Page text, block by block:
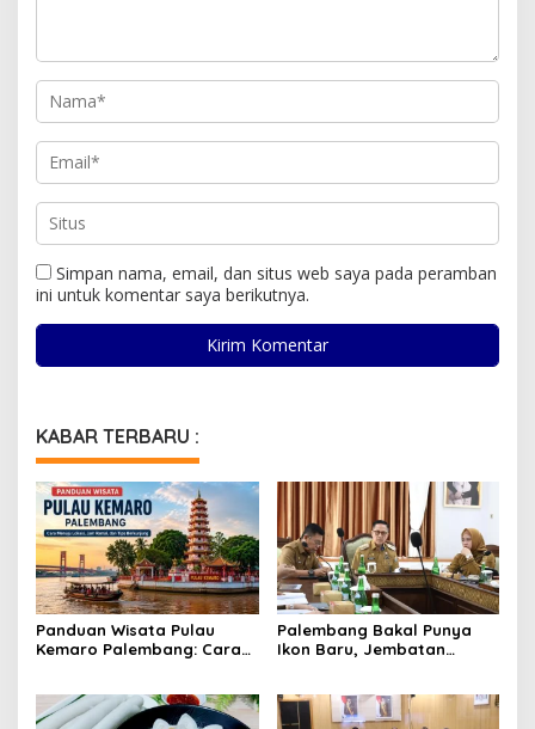
Simpan nama, email, dan situs web saya pada peramban
ini untuk komentar saya berikutnya.
KABAR TERBARU :
Panduan Wisata Pulau
Kemaro Palembang: Cara
Palembang Bakal Punya
Ikon Baru, Jembatan
Kambang Iwak